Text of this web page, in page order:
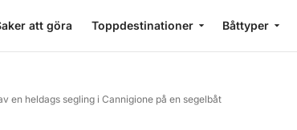
att göra Toppdestinationer Båttyper
en heldags segling i Cannigione på en segelbåt